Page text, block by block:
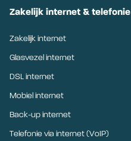
Zakelijk internet & telefonie
Zakelijk internet
Glasvezel internet
DSL internet
Mobiel internet
Back-up internet
Telefonie via internet (VoIP)